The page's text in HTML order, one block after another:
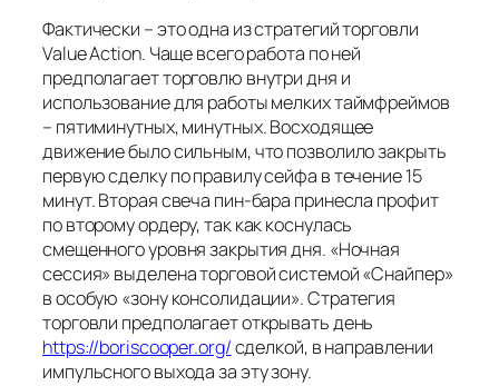
Фактически – это одна из стратегий торговли
Value Action. Чаще всего работа по ней
предполагает торговлю внутри дня и
использование для работы мелких таймфреймов
– пятиминутных, минутных. Восходящее
движение было сильным, что позволило закрыть
первую сделку по правилу сейфа в течение 15
минут. Вторая свеча пин-бара принесла профит
по второму ордеру, так как коснулась
смещенного уровня закрытия дня. «Ночная
сессия» выделена торговой системой «Снайпер»
в особую «зону консолидации». Стратегия
торговли предполагает открывать день
https://boriscooper.org/сделкой, в направлении
импульсного выхода за эту зону.